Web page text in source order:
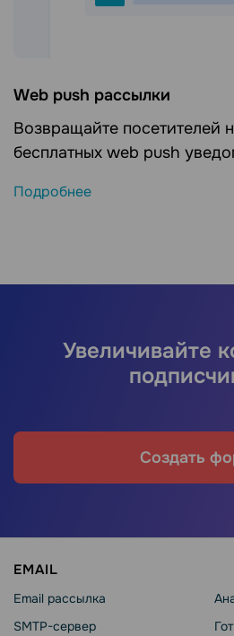
Web push рассылки
Возвращайте посетителей на сайт с помощью
бесплатных web push
Подробнее
Увеличивайте
Создать
EMAIL
Email рассылка
SMTP-сервер